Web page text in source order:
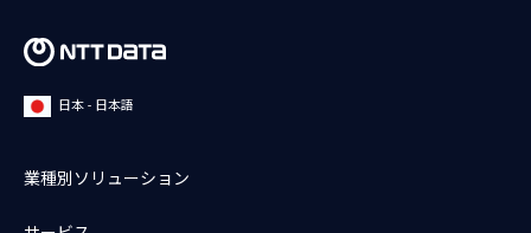
日本 - 日本語
業種別ソリューション